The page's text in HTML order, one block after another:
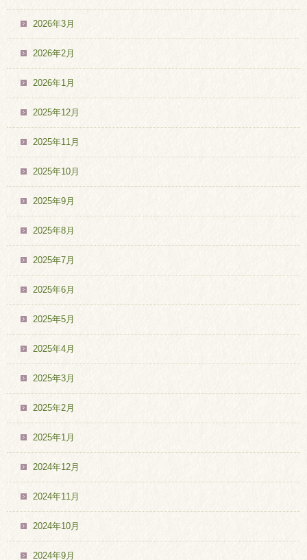
2026年3月
2026年2月
2026年1月
2025年12月
2025年11月
2025年10月
2025年9月
2025年8月
2025年7月
2025年6月
2025年5月
2025年4月
2025年3月
2025年2月
2025年1月
2024年12月
2024年11月
2024年10月
2024年9月